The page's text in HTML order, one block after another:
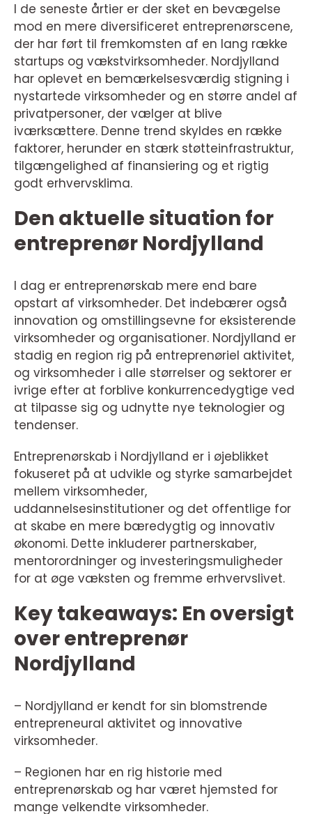
I de seneste årtier er der sket en bevægelse
mod en mere diversificeret entreprenørscene,
der har ført til fremkomsten af en lang række
startups og vækstvirksomheder. Nordjylland
har oplevet en bemærkelsesværdig stigning i
nystartede virksomheder og en større andel af
privatpersoner, der vælger at blive
iværksættere. Denne trend skyldes en række
faktorer, herunder en stærk støtteinfrastruktur,
tilgængelighed af finansiering og et rigtig
godt erhvervsklima.
Den aktuelle situation for
entreprenør Nordjylland
I dag er entreprenørskab mere end bare
opstart af virksomheder. Det indebærer også
innovation og omstillingsevne for eksisterende
virksomheder og organisationer. Nordjylland er
stadig en region rig på entreprenøriel aktivitet,
og virksomheder i alle størrelser og sektorer er
ivrige efter at forblive konkurrencedygtige ved
at tilpasse sig og udnytte nye teknologier og
tendenser.
Entreprenørskab i Nordjylland er i øjeblikket
fokuseret på at udvikle og styrke samarbejdet
mellem virksomheder,
uddannelsesinstitutioner og det offentlige for
at skabe en mere bæredygtig og innovativ
økonomi. Dette inkluderer partnerskaber,
mentorordninger og investeringsmuligheder
for at øge væksten og fremme erhvervslivet.
Key takeaways: En oversigt
over entreprenør
Nordjylland
– Nordjylland er kendt for sin blomstrende
entrepreneural aktivitet og innovative
virksomheder.
– Regionen har en rig historie med
entreprenørskab og har været hjemsted for
mange velkendte virksomheder.